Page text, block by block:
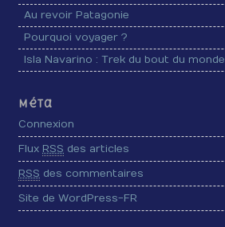
Au revoir Patagonie
Pourquoi voyager ?
Isla Navarino : Trek du bout du monde
Méta
Connexion
Flux RSS des articles
RSS des commentaires
Site de WordPress-FR